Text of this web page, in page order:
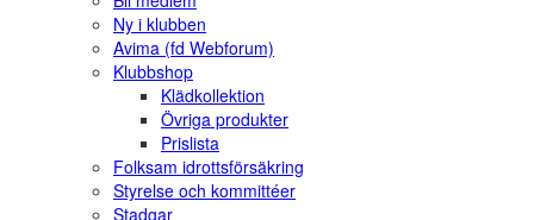
Ny i klubben
Avima (fd Webforum)
Klubbshop
Klädkollektion
Övriga produkter
Prislista
Folksam idrottsförsäkring
Styrelse och kommittéer
Stadgar